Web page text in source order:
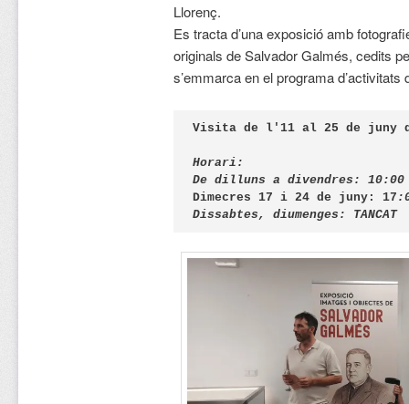
Llorenç.
Es tracta d’una exposició amb
originals de Salvador Galmés, cedits
s’emmarca en el programa d’activitats
Visita de l'11 al 25 de juny
Horari:
Dimecres 17 i 24 de juny: 17
Dissabtes, diumenges: TANCAT